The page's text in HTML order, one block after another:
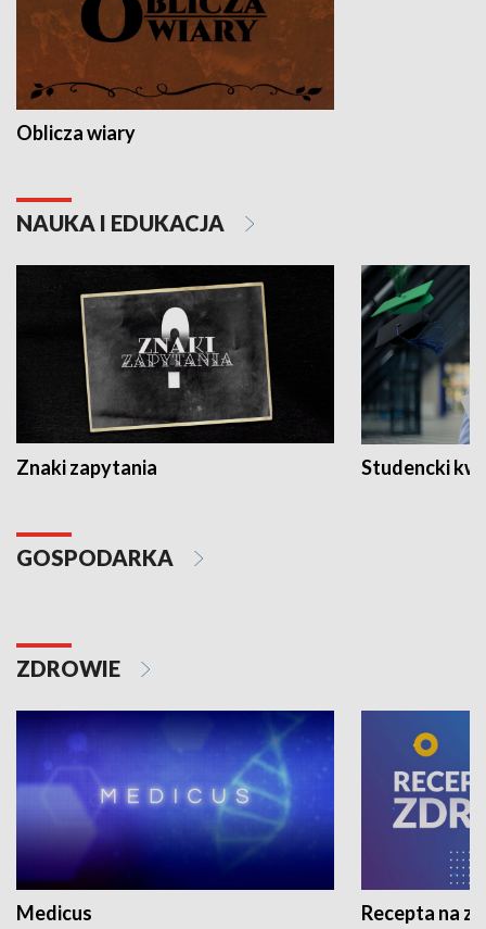
Oblicza wiary
NAUKA I EDUKACJA
Znaki zapytania Studencki
GOSPODARKA
ZDROWIE
Medicus Recepta na